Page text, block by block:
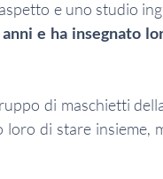
e ha insegnato
di maschietti
di stare insieme,